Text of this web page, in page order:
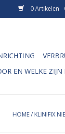
0 Artikelen -
EN WELKE ZIJN
HOME/ KLINIFIX